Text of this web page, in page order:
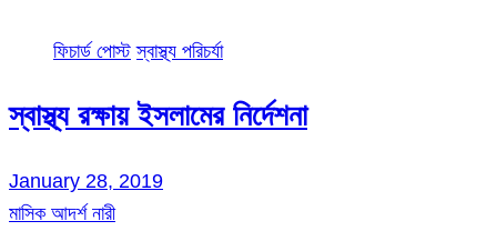
ফিচার্ড পোস্ট স্বাস্থ্য পরিচর্যা
স্বাস্থ্য রক্ষায় ইসলামের নির্দেশনা
January 28, 2019
মাসিক আদর্শ নারী